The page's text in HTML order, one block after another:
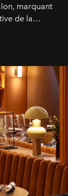
marquant
de la